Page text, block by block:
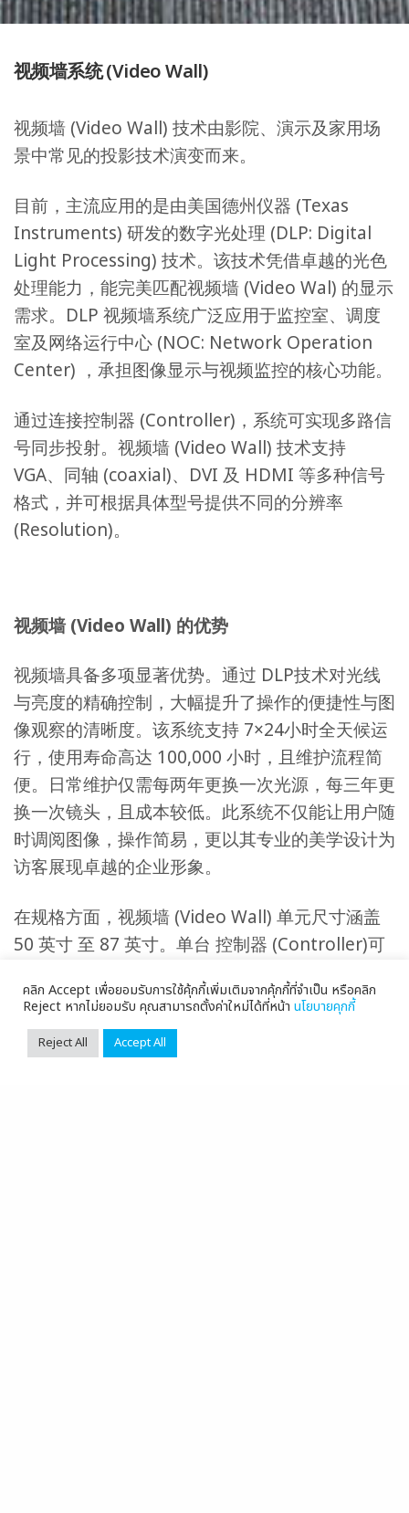
视频墙系统 (Video Wall)
视频墙 (Video Wall) 技术由影院、演示及家用场
景中常见的投影技术演变而来。
目前，主流应用的是由美国德州仪器 (Texas
Instruments) 研发的数字光处理 (DLP: Digital
Light Processing) 技术。该技术凭借卓越的光色
处理能力，能完美匹配视频墙 (Video Wal) 的显示
需求。DLP 视频墙系统广泛应用于监控室、调度
室及网络运行中心 (NOC: Network Operation
Center) ，承担图像显示与视频监控的核心功能。
通过连接控制器 (Controller)，系统可实现多路信
号同步投射。视频墙 (Video Wall) 技术支持
VGA、同轴 (coaxial)、DVI 及 HDMI 等多种信号
格式，并可根据具体型号提供不同的分辨率
(Resolution)。
视频墙 (Video Wall) 的优势
视频墙具备多项显著优势。通过 DLP技术对光线
与亮度的精确控制，大幅提升了操作的便捷性与图
像观察的清晰度。该系统支持 7×24小时全天候运
行，使用寿命高达 100,000 小时，且维护流程简
便。日常维护仅需每两年更换一次光源，每三年更
换一次镜头，且成本较低。此系统不仅能让用户随
时调阅图像，操作简易，更以其专业的美学设计为
访客展现卓越的企业形象。
在规格方面，视频墙 (Video Wall) 单元尺寸涵盖
50 英寸 至 87 英寸。单台 控制器 (Controller)可
联，具备卓越的 可扩展性，能够轻松应对未来应
用场景的扩展需求。
คลิก Accept เพื่อยอมรับการใช้คุ้กกี้เพิ่มเติมจากคุ้กกี้ที่จำเป็น หรือคลิก
Reject หากไม่ยอมรับ คุณสามารถตั้งค่าใหม่ได้ที่หน้า นโยบายคุกกี้
Reject All Accept All